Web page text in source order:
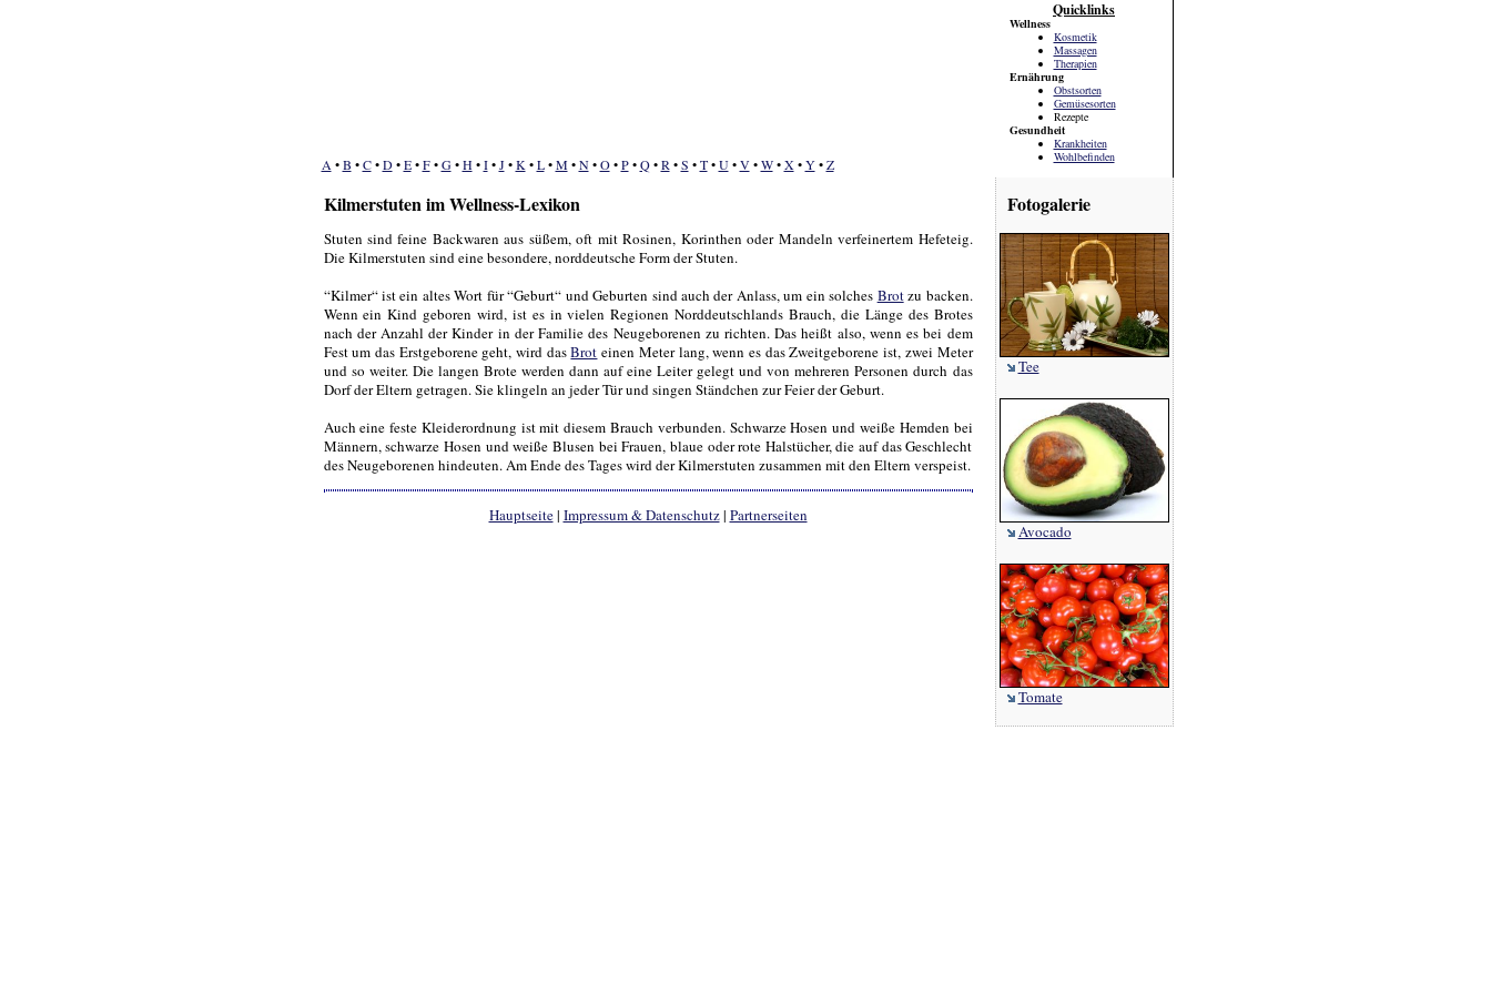
Fotogalerie
Tee
Avocado
Tomate
Kilmerstuten im Wellness-Lexikon
Stuten sind feine Backwaren aus süßem, oft mit Rosinen, Korinthen oder Mandeln verfeinertem Hefeteig.
Die Kilmerstuten sind eine besondere, norddeutsche Form der Stuten.
“Kilmer“ ist ein altes Wort für “Geburt“ und Geburten sind auch der Anlass, um ein solches Brotzu backen.
Wenn ein Kind geboren wird, ist es in vielen Regionen Norddeutschlands Brauch, die Länge des Brotes
nach der Anzahl der Kinder in der Familie des Neugeborenen zu richten. Das heißt also, wenn es bei dem
Fest um das Erstgeborene geht, wird dasBrot einen Meter lang, wenn es das Zweitgeborene ist, zwei Meter
und so weiter. Die langen Brote werden dann auf eine Leiter gelegt und von mehreren Personen durch das
Dorf der Eltern getragen. Sie klingeln an jeder Tür und singen Ständchen zur Feier der Geburt.
Auch eine feste Kleiderordnung ist mit diesem Brauch verbunden. Schwarze Hosen und weiße Hemden bei
Männern, schwarze Hosen und weiße Blusen bei Frauen, blaue oder rote Halstücher, die auf das Geschlecht
des Neugeborenen hindeuten. Am Ende des Tages wird der Kilmerstuten zusammen mit den Eltern verspeist.
Hauptseite| Impressum & Datenschutz| Partnerseiten
A •B •C•D•E•F•G•H•I•J•K •L•M•N•O•P•Q•R •S •T•U•V•W•X •Y•Z
Quicklinks
Wellness
Kosmetik
Massagen
Therapien
Ernährung
Obstsorten
Gemüsesorten
Rezepte
Gesundheit
Krankheiten
Wohlbefinden